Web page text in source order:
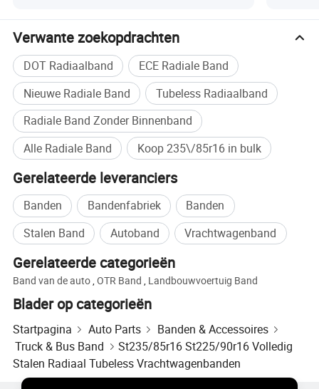
CONTAINER LADEN
Verwante zoekopdrachten
DOT Radiaalband
ECE Radiale Band
Nieuwe Radiale Band
Tubeless Radiaalband
Radiale Band Zonder Binnenband
Alle Radiale Band
Koop 235\/85r16 in bulk
Gerelateerde leveranciers
Banden Bandenfabriek
Banden
Stalen Band
Autoband Vrachtwagenband
Gerelateerde categorieën
Band van de auto,OTR Band , Landbouwvoertuig Band
Blader op categorieën
Startpagina Auto Parts
Banden & Accessoires
Truck & Bus Band
St235/85r16 St225/90r16 Volledig
Stalen Radiaal Tubeless Vrachtwagenbanden